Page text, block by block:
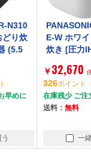
PANASONIC SR-
E-W ホワイト おど
炊き [圧力IH炊飯
32,670 (税込)
ポイント（1 %）
在庫残少 ご注文はお
無料
一緒に買う